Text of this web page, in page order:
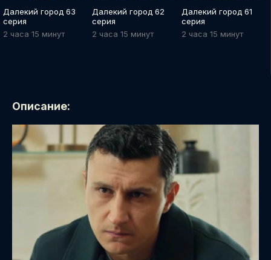
Далекий город 63
серия
2 часа 15 минут
Далекий город 62
серия
2 часа 15 минут
Далекий город 61
серия
2 часа 15 минут
Описание: